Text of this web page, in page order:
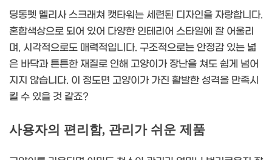
딩동펫 멜리사 스크래쳐 캣타워는 세련된 디자인을 자랑합니다.
혼합색상으로 되어 있어 다양한 인테리어 스타일에 잘 어울리
며, 시각적으로도 매력적입니다. 구조적으로는 안정감 있는 넓
은 바닥과 튼튼한 재질로 인해 고양이가 장난을 쳐도 쉽게 넘어
지지 않습니다. 이 정도면 고양이가 가진 활발한 성격을 만족시
킬 수 있을 것 같죠?
사용자의 편리함, 관리가 쉬운 제품